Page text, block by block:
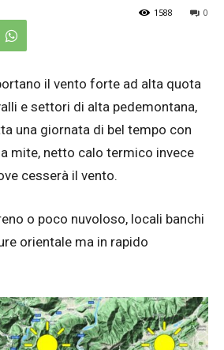
0
1588
il vento forte ad alta quota
e settori di alta pedemontana,
una giornata di bel tempo con
mite, netto calo termico invece
cesserà il vento.
o poco nuvoloso, locali banchi
orientale ma in rapido